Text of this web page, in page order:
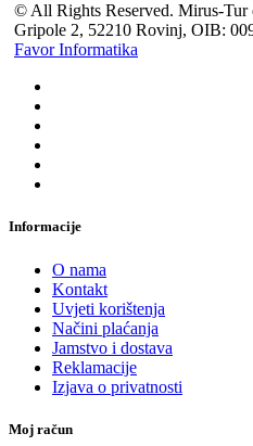
© All Rights Reserved. Mirus-
Gripole 2, 52210 Rovinj, OIB:
Favor Informatika
Informacije
O nama
Kontakt
Uvjeti korištenja
Načini plaćanja
Jamstvo i dostava
Reklamacije
Izjava o privatnosti
Moj račun